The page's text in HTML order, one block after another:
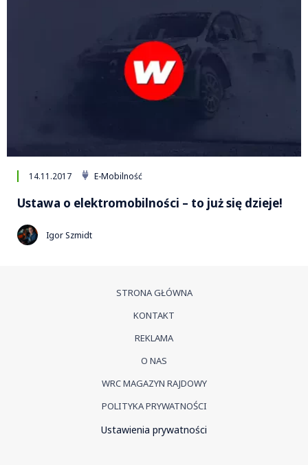
14.11.2017 E-Mobilność
Ustawa o elektromobilności – to już się dzieje!
Igor Szmidt
STRONA GŁÓWNA
KONTAKT
REKLAMA
O NAS
WRC MAGAZYN RAJDOWY
POLITYKA PRYWATNOŚCI
Ustawienia prywatności